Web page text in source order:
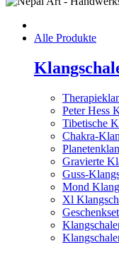
Alle Produkte
Peter Hess
Tibetische
Chakra-
Gravierte
Guss-
Mond
Xl